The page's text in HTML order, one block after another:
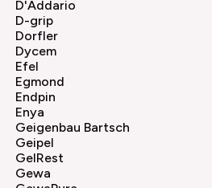
D'Addario
D-grip
Dorfler
Dycem
Efel
Egmond
Endpin
Enya
Geigenbau Bartsch
Geipel
GelRest
Gewa